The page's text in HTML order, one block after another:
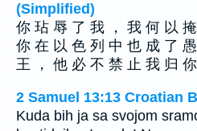
(Simplified)
你 玷 辱 了 我 ， 我 何 以
你 在 以 色 列 中 也 成 了
王 ， 他 必 不 禁 止 我 归 你
2 Samuel 13:13 Croatian
Kuda bih ja sa svojom